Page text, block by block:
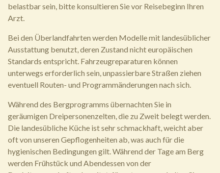
belastbar sein, bitte konsultieren Sie vor Reisebeginn Ihren
Arzt.
Bei den Überlandfahrten werden Modelle mit landesüblicher
Ausstattung benutzt, deren Zustand nicht europäischen
Standards entspricht. Fahrzeugreparaturen können
unterwegs erforderlich sein, unpassierbare Straßen ziehen
eventuell Routen- und Programmänderungen nach sich.
Während des Bergprogramms übernachten Sie in
geräumigen Dreipersonenzelten, die zu Zweit belegt werden.
Die landesübliche Küche ist sehr schmackhaft, weicht aber
oft von unseren Gepflogenheiten ab, was auch für die
hygienischen Bedingungen gilt. Während der Tage am Berg
werden Frühstück und Abendessen von der